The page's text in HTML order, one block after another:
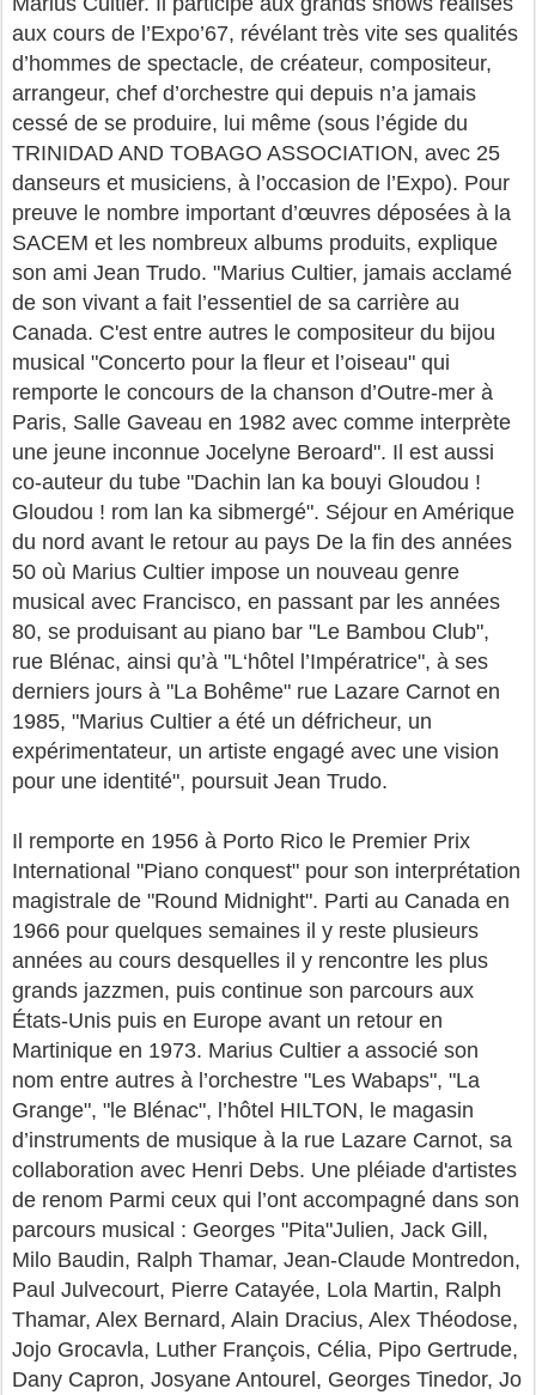
aux cours de l’Expo’67, révélant très vite ses qualités
d’hommes de spectacle, de créateur, compositeur,
arrangeur, chef d’orchestre qui depuis n’a jamais
cessé de se produire, lui même (sous l’égide du
TRINIDAD AND TOBAGO ASSOCIATION, avec 25
danseurs et musiciens, à l’occasion de l’Expo). Pour
preuve le nombre important d’œuvres déposées à la
SACEM et les nombreux albums produits, explique
son ami Jean Trudo. "Marius Cultier, jamais acclamé
de son vivant a fait l’essentiel de sa carrière au
Canada. C'est entre autres le compositeur du bijou
musical "Concerto pour la fleur et l’oiseau" qui
remporte le concours de la chanson d’Outre-mer à
Paris, Salle Gaveau en 1982 avec comme interprète
une jeune inconnue Jocelyne Beroard". Il est aussi
co-auteur du tube "Dachin lan ka bouyi Gloudou !
Gloudou ! rom lan ka sibmergé". Séjour en Amérique
du nord avant le retour au pays De la fin des années
50 où Marius Cultier impose un nouveau genre
musical avec Francisco, en passant par les années
80, se produisant au piano bar "Le Bambou Club",
rue Blénac, ainsi qu’à "L‘hôtel l’Impératrice", à ses
derniers jours à "La Bohême" rue Lazare Carnot en
1985, "Marius Cultier a été un défricheur, un
expérimentateur, un artiste engagé avec une vision
pour une identité", poursuit Jean Trudo.
Il remporte en 1956 à Porto Rico le Premier Prix
International "Piano conquest" pour son interprétation
magistrale de "Round Midnight". Parti au Canada en
1966 pour quelques semaines il y reste plusieurs
années au cours desquelles il y rencontre les plus
grands jazzmen, puis continue son parcours aux
États-Unis puis en Europe avant un retour en
Martinique en 1973. Marius Cultier a associé son
nom entre autres à l’orchestre "Les Wabaps", "La
Grange", "le Blénac", l’hôtel HILTON, le magasin
d’instruments de musique à la rue Lazare Carnot, sa
collaboration avec Henri Debs. Une pléiade d'artistes
de renom Parmi ceux qui l’ont accompagné dans son
parcours musical : Georges "Pita"Julien, Jack Gill,
Milo Baudin, Ralph Thamar, Jean-Claude Montredon,
Paul Julvecourt, Pierre Catayée, Lola Martin, Ralph
Thamar, Alex Bernard, Alain Dracius, Alex Théodose,
Jojo Grocavla, Luther François, Célia, Pipo Gertrude,
Dany Capron, Josyane Antourel, Georges Tinedor, Jo